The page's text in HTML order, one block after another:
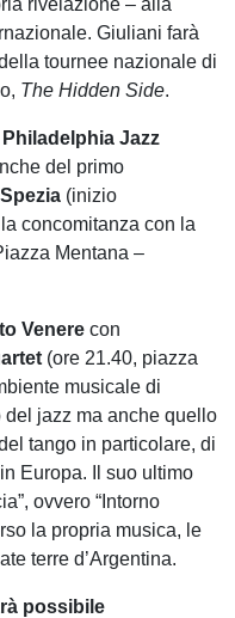
rivelazione – alla
Giuliani farà
tournee nazionale di
The Hidden Side.
Philadelphia Jazz
del primo
Spezia (inizio
concomitanza con la
Mentana –
Venere con
(ore 21.40, piazza
musicale di
jazz ma anche quello
tango in particolare, di
Europa. Il suo ultimo
ovvero “Intorno
la propria musica, le
terre d’Argentina.
possibile